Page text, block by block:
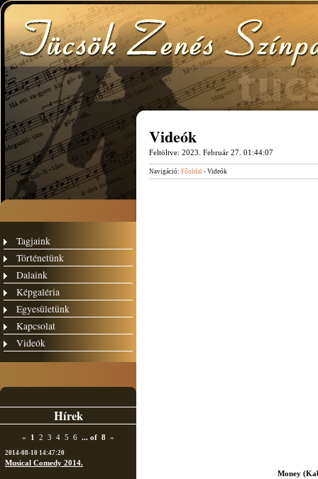
Tagjaink
Történetünk
Dalaink
Képgaléria
Egyesületünk
Kapcsolat
Videók
Hírek
« 1 2 3 4 5 6 ... of 8 »
2014-08-10 14:47:20
Musical Comedy 2014.
Videók
Feltöltve: 2023. Február 27. 01:44:07
Navigáció: Főoldal - Videók
Money